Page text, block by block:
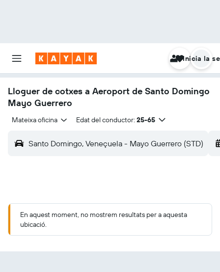
Inicia la
Lloguer de cotxes a Aeroport de Santo Domingo
Mayo Guerrero
Mateixa oficina Edat del conductor: 25-65
Santo Domingo, Veneçuela - Mayo Guerrero (STD)
En aquest moment, no mostrem resultats per a aquesta
ubicació.